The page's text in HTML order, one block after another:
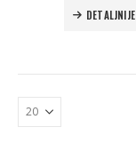
DETALJNIJE